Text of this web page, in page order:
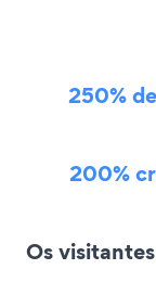
250%
200%
Os